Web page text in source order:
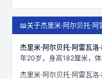
📖关于杰里米·阿尔贝托·阿
杰里米·阿尔贝托·阿雷瓦洛
年20岁，身高182厘米，
杰里米·阿尔贝托·阿雷瓦洛